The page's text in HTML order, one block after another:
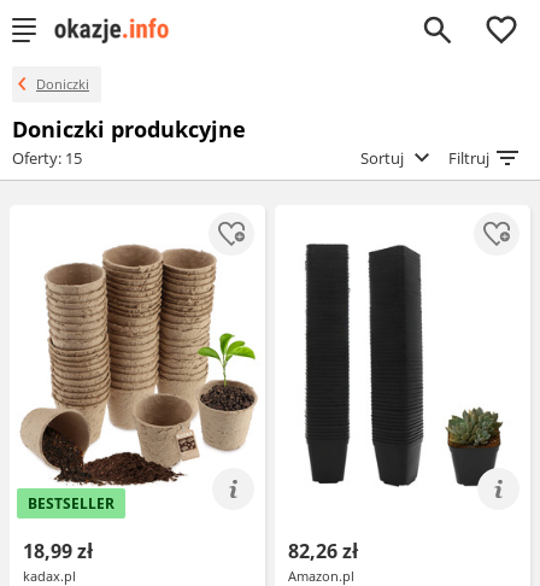
0
Doniczki
Doniczki produkcyjne
Oferty: 15 Sortuj Filtruj
BESTSELLER
18,99 zł
kadax.pl
82,26 zł
Amazon.pl